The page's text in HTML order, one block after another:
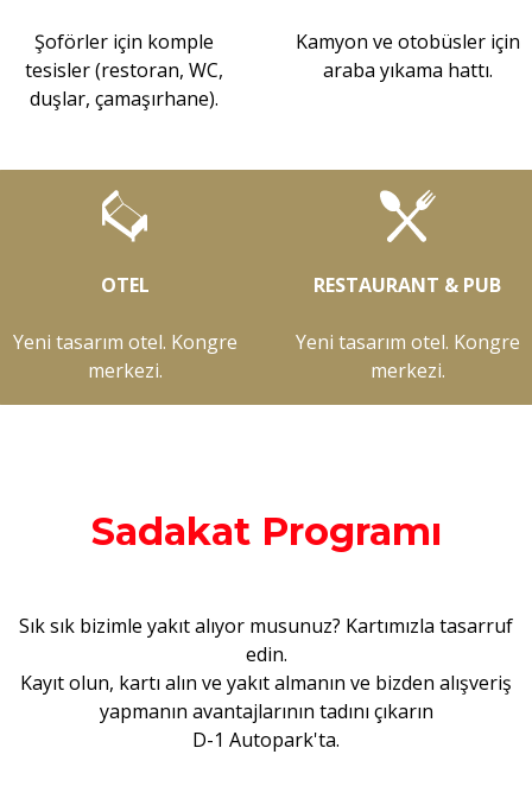
Şoförler için komple
tesisler (restoran, WC,
duşlar, çamaşırhane).
Kamyon ve otobüsler için
araba yıkama hattı.
OTEL
Yeni tasarım otel. Kongre
merkezi.
RESTAURANT & PUB
Yeni tasarım otel. Kongre
merkezi.
Sadakat Programı
Sık sık bizimle yakıt alıyor musunuz? Kartımızla tasarruf
edin.
Kayıt olun, kartı alın ve yakıt almanın ve bizden alışveriş
yapmanın avantajlarının tadını çıkarın
D-1 Autopark'ta.